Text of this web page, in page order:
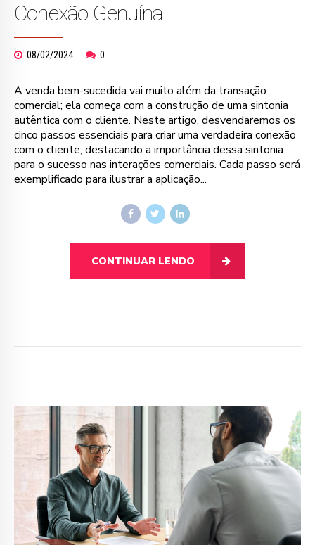
Conexão Genuína
08/02/2024 0
A venda bem-sucedida vai muito além da transação
comercial; ela começa com a construção de uma sintonia
autêntica com o cliente. Neste artigo, desvendaremos os
cinco passos essenciais para criar uma verdadeira conexão
com o cliente, destacando a importância dessa sintonia
para o sucesso nas interações comerciais. Cada passo será
exemplificado para ilustrar a aplicação...
CONTINUAR LENDO